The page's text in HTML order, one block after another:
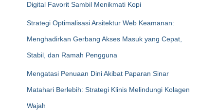
Digital Favorit Sambil Menikmati Kopi
Strategi Optimalisasi Arsitektur Web Keamanan:
Menghadirkan Gerbang Akses Masuk yang Cepat,
Stabil, dan Ramah Pengguna
Mengatasi Penuaan Dini Akibat Paparan Sinar
Matahari Berlebih: Strategi Klinis Melindungi Kolagen
Wajah